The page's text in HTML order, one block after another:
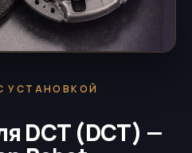
УСТАНОВКОЙ
DCT (DCT) —